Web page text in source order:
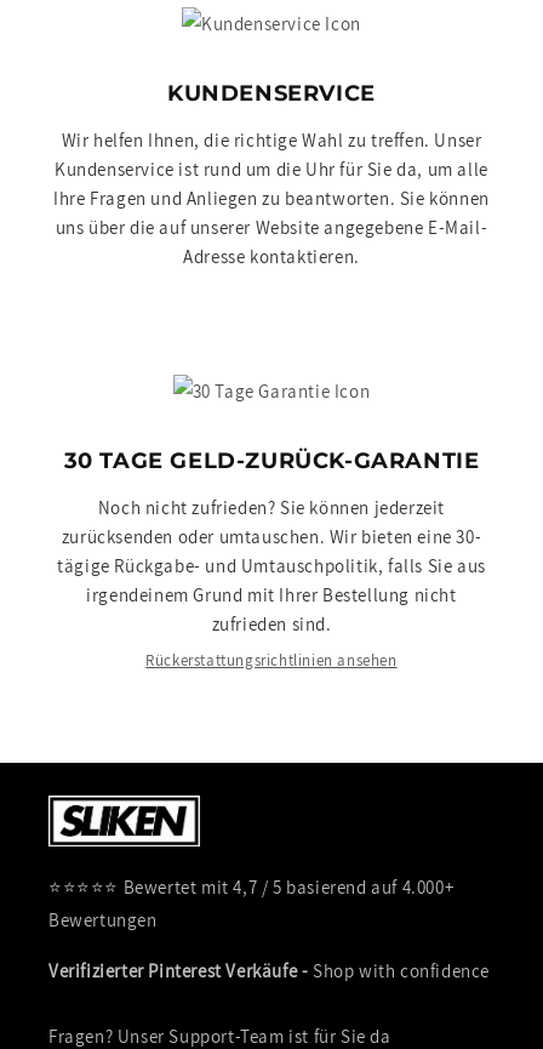
KUNDENSERVICE
Wir helfen Ihnen, die richtige Wahl zu treffen. Unser
Kundenservice ist rund um die Uhr für Sie da, um alle
Ihre Fragen und Anliegen zu beantworten. Sie können
uns über die auf unserer Website angegebene E-Mail-
Adresse kontaktieren.
30 TAGE GELD-ZURÜCK-GARANTIE
Noch nicht zufrieden? Sie können jederzeit
zurücksenden oder umtauschen. Wir bieten eine 30-
tägige Rückgabe- und Umtauschpolitik, falls Sie aus
irgendeinem Grund mit Ihrer Bestellung nicht
zufrieden sind.
Rückerstattungsrichtlinien ansehen
⭐⭐⭐⭐⭐ Bewertet mit 4,7 / 5 basierend auf 4.000+
Bewertungen
Verifizierter Pinterest Verkäufe - Shop with confidence
Fragen? Unser Support-Team ist für Sie da